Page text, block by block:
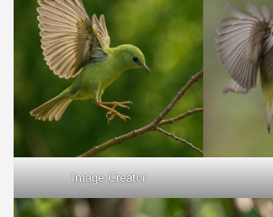
Image Creator